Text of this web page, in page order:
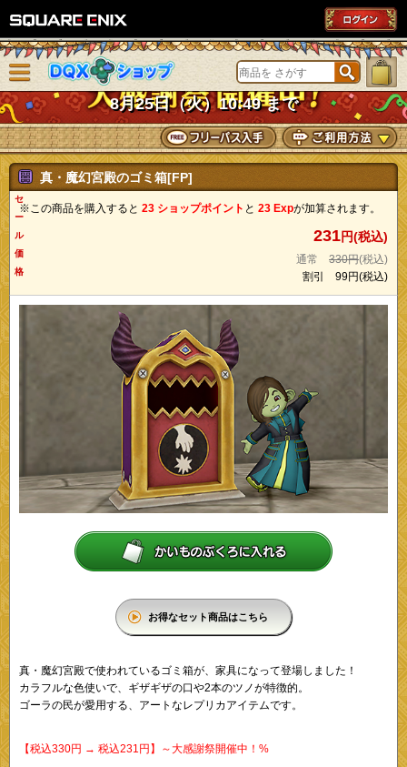
DQXショップ
8月25日（火）10:49 まで
ニューを閉じる
真・魔幻宮殿のゴミ箱[FP]
※この商品を購入すると 23 ショップポイント と 23 Expが加算されます。
セ
ー
ル
価
格
231円(税込)
通常 330円(税込)
割引 99円(税込)
お得なセット商品はこちら
真・魔幻宮殿で使われているゴミ箱が、家具になって登場しました！
カラフルな色使いで、ギザギザの口や2本のツノが特徴的。
ゴーラの民が愛用する、アートなレプリカアイテムです。
【税込330円 → 税込231円】～大感謝祭開催中！%